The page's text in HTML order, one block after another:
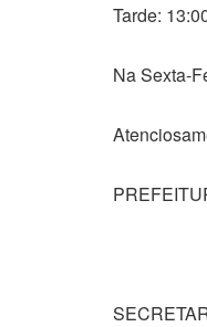
Tarde:
Na Sexta-